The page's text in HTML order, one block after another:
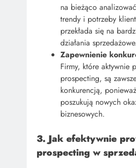
na bieżąco
trendy i potrzeby
przekłada się na
działania
Zapewnienie
Firmy, które aktywnie
prospecting, są
konkurencją,
poszukują nowych
biznesowych.
3. Jak efektywnie
prospecting w